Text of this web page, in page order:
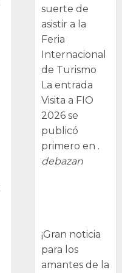
suerte de
asistir a la
Feria
Internacional
de Turismo
La entrada
Visita a FIO
2026 se
publicó
primero en .
debazan
¡Gran noticia
para los
amantes de la